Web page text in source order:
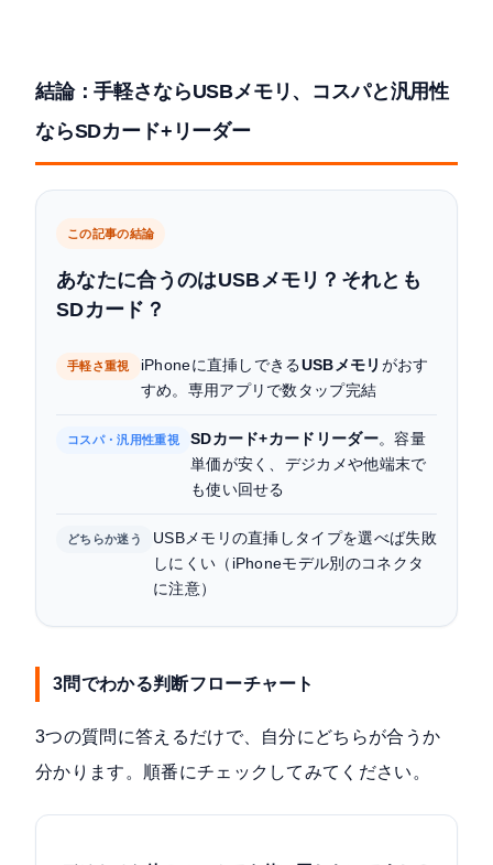
iPhone対応のUSBメモリ・SDカード関連商品
USBメモリ・SDカード以外のiPhone写真バック
アップ方法
ア」の二重バックアップが安心
結論：手軽さならUSBメモリ、コスパと汎用性
ならSDカード+リーダー
この記事の結論
あなたに合うのはUSBメモリ？それとも
SDカード？
手軽さ重視 iPhoneに直挿しできるUSBメモリ がおす
すめ。専用アプリで数タップ完結
コスパ・汎用性重視 SDカード+カードリーダー。容量
単価が安く、デジカメや他端末で
も使い回せる
どちらか迷う
USBメモリの直挿しタイプを選べば失敗
しにくい（iPhoneモデル別のコネクタ
に注意）
3問でわかる判断フローチャート
3つの質問に答えるだけで、自分にどちらが合うか
分かります。順番にチェックしてみてください。